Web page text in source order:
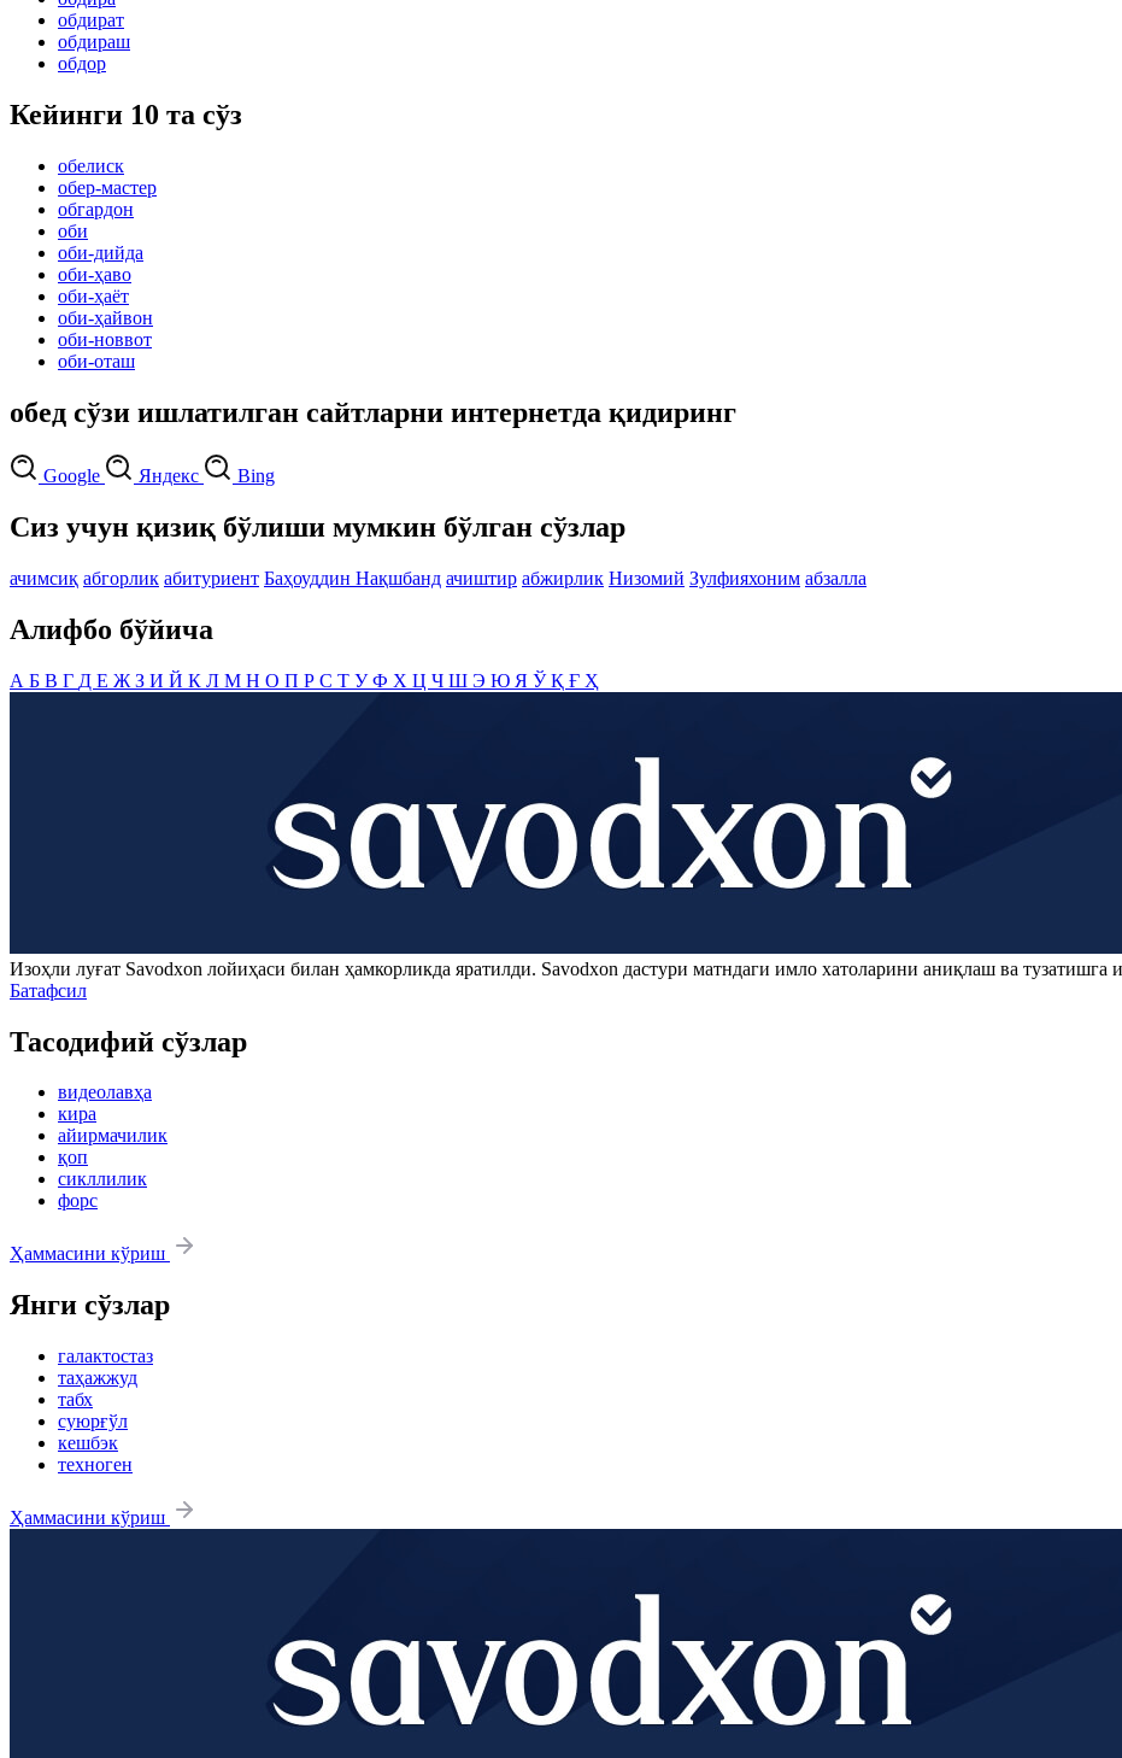
обдират
обдираш
обдор
Кейинги 10 та сўз
обелиск
обер-мастер
обгардон
оби
оби-дийда
оби-ҳаво
оби-ҳаёт
оби-ҳайвон
оби-новвот
оби-оташ
обед сўзи ишлатилган сайтларни интернетда қидиринг
Google Яндекс Bing
Сиз учун қизиқ бўлиши мумкин бўлган сўзлар
ачимсиқ абгорлик абитуриент Баҳоуддин Нақшбанд ачиштир абжирлик Низомий Зулфияхоним абзалла
Алифбо бўйича
А Б В Г Д Е Ж З И Й К Л М Н О П Р С Т УФ Х Ц Ч Ш Э Ю Я ЎҚ Ғ Ҳ
Изоҳли луғат Savodxon лойиҳаси билан ҳамкорликда яратилди. Savodxon дастури матндаги имло хатоларини аниқлаш ва тузатишга
Батафсил
Тасодифий сўзлар
видеолавҳа
кира
айирмачилик
қоп
сикллилик
форс
Ҳаммасини кўриш
Янги сўзлар
галактостаз
таҳажжуд
табх
суюрғўл
кешбэк
техноген
Ҳаммасини кўриш